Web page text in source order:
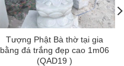
Tượng Phật Bà thờ tại gia
bằng đá trắng đẹp cao 1m06
(QAD19 )